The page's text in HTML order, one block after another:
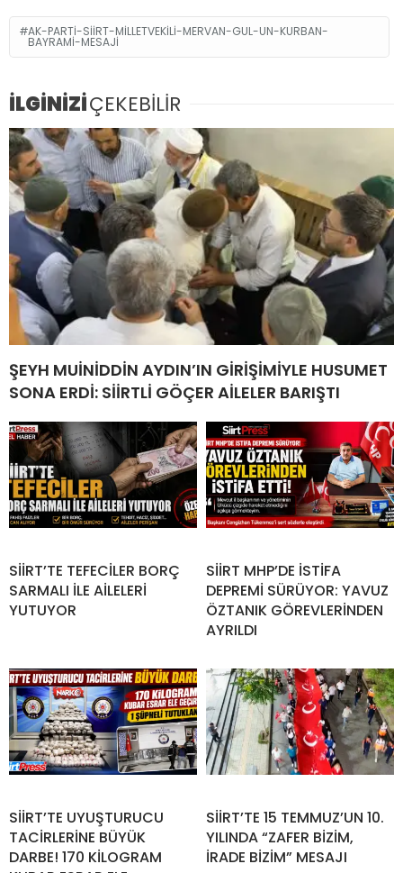
AK-PARTI-SIIRT-MILLETVEKILI-MERVAN-GUL-UN-KURBAN-
BAYRAMI-MESAJI
İLGİNİZİÇEKEBİLİR
ŞEYH MUİNİDDİN AYDIN’IN GİRİŞİMİYLE HUSUMET
SONA ERDİ: SİİRTLİ GÖÇER AİLELER BARIŞTI
SİİRT’TE TEFECİLER BORÇ
SARMALI İLE AİLELERİ
YUTUYOR
SİİRT MHP’DE İSTİFA
DEPREMİ SÜRÜYOR: YAVUZ
ÖZTANIK GÖREVLERİNDEN
AYRILDI
SİİRT’TE UYUŞTURUCU
TACİRLERİNE BÜYÜK
DARBE! 170 KİLOGRAM
SİİRT’TE 15 TEMMUZ’UN 10.
YILINDA “ZAFER BİZİM,
İRADE BİZİM” MESAJI